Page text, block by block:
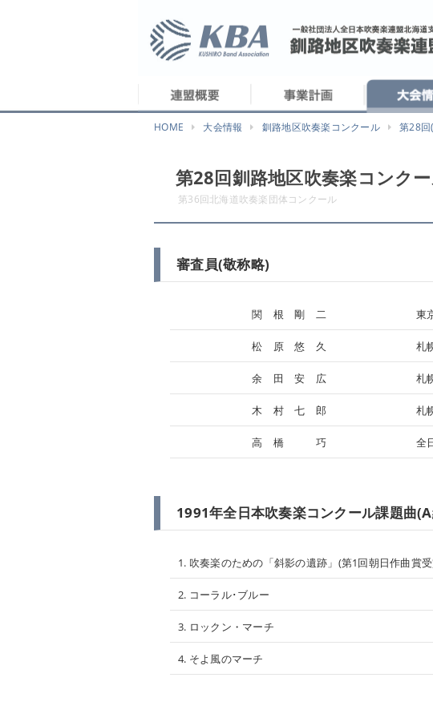
HOME 大会情報 釧路地区吹奏楽コンクール 第28回
第28回釧路地区吹奏楽コンク
第36回北海道吹奏楽団体コンクール
審査員(敬称略)
関 根 剛 二 東
松 原 悠 久 札
余 田 安 広 札
木 村 七 郎 札
高 橋 巧 全
1991年全日本吹奏楽コンクール課題曲
1. 吹奏楽のための「斜影の遺跡」(第1回朝日作曲賞
2. コーラル･ブルー
3. ロックン・マーチ
4. そよ風のマーチ